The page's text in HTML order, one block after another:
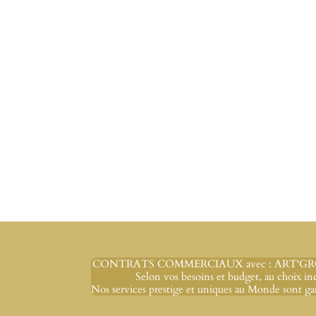
CONTRATS COMMERCIAUX avec :
Selon vos besoins et budget, au choix
Nos services prestige et uniques au Monde sont